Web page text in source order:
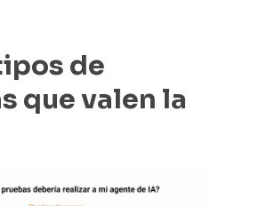
de
que valen la